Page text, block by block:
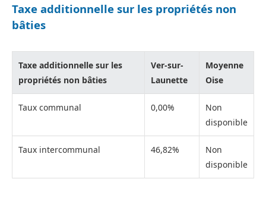
Taxe additionnelle sur les propriétés non
bâties
Taxe additionnelle sur les
propriétés non bâties
Ver-sur-
Launette
Moyenne
Oise
Taux communal 0,00%
Non
disponible
Taux intercommunal 46,82%
Non
disponible